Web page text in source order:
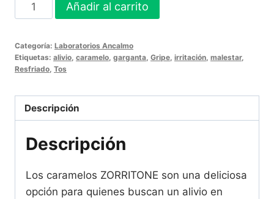
Caramelos
100
Caramelos
Bienestar
Añadir al carrito
Categoría: Laboratorios Ancalmo
Etiquetas: alivio caramelo garganta Gripe irritación malestar,
Resfriado Tos
Descripción
Descripción
Los caramelos ZORRITONE son una deliciosa
opción para quienes buscan un alivio en